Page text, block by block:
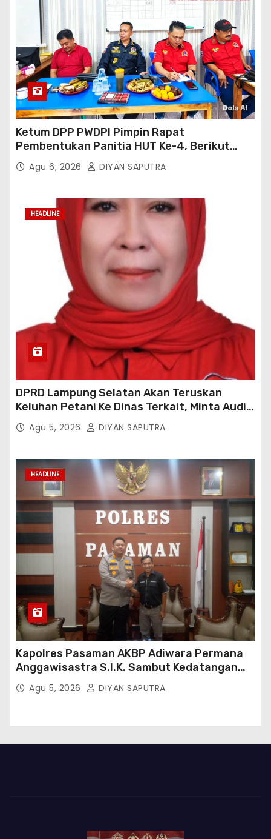
Ketum DPP PWDPI Pimpin Rapat
Pembentukan Panitia HUT Ke-4, Berikut
Susunan Dan Rangkaian Kegiatannya
Agu 6, 2026 DIYAN SAPUTRA
HEADLINE
DPRD Lampung Selatan Akan Teruskan
Keluhan Petani Ke Dinas Terkait, Minta Audit
Penyaluran Pupuk Bersubsidi Di Desa Budi
Lestari
Agu 5, 2026 DIYAN SAPUTRA
HEADLINE
Kapolres Pasaman AKBP Adiwara Permana
Anggawisastra S.I.K. Sambut Kedatangan
Kepala Cakrawala Tv Sumatera Barat
Agu 5, 2026 DIYAN SAPUTRA